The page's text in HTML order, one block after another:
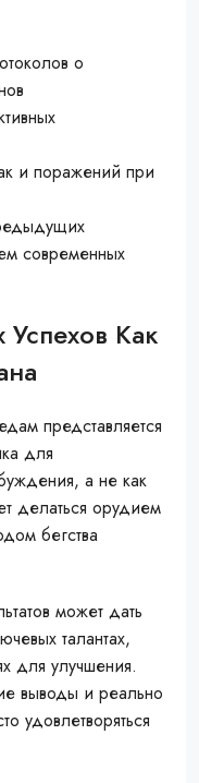
о
и поражений при
современных
Как
представляется
для
а не как
делаться орудием
бегства
может дать
талантах,
для улучшения.
выводы и реально
удовлетворяться